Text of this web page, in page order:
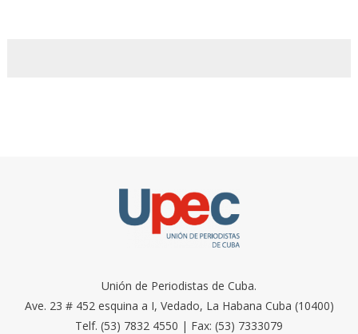
Unión de Periodistas de Cuba.
Ave. 23 # 452 esquina a I, Vedado, La Habana Cuba (10400)
Telf. (53) 7832 4550 | Fax: (53) 7333079